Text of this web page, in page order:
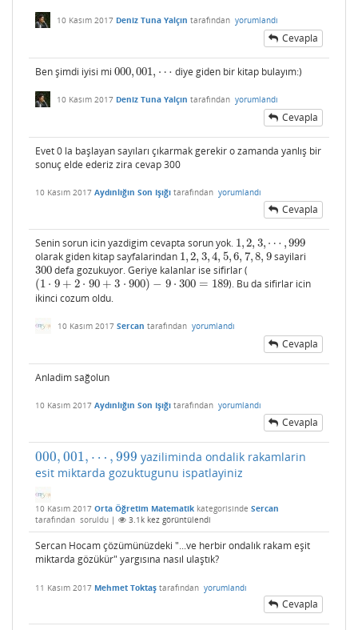
10 Kasım 2017 Deniz Tuna Yalçın tarafından yorumlandı
Cevapla
Ben şimdi iyisi mi 000, 001, ⋯
000,001,⋯ diye giden bir kitap bulayım:)
10 Kasım 2017 Deniz Tuna Yalçın tarafından yorumlandı
Cevapla
Evet 0 la başlayan sayıları çıkarmak gerekir o zamanda yanlış bir
sonuç elde ederiz zira cevap 300
10 Kasım 2017 Aydınlığın Son Işığı tarafından yorumlandı
Cevapla
Senin sorun icin yazdigim cevapta sorun yok. 1, 2, 3, ⋯ , 999
1,2,3 ,⋯, 999
olarak giden kitap sayfalarindan 1, 2, 3, 4, 5, 6, 7,8, 9
1,2,3 ,45, 6,7,8 9
sayilari
300
300defa gozukuyor. Geriye kalanlar ise sifirlar (
(1 ⋅ 9 + 2 ⋅ 90 + 3 ⋅ 900) − 9 ⋅ 300 = 189
(1⋅ 9 +2⋅90+3⋅900) −9 ⋅ 300= 189
). Bu da sifirlar icin
ikinci cozum oldu.
10 Kasım 2017 Sercan tarafından yorumlandı
Cevapla
Anladim sağolun
10 Kasım 2017 Aydınlığın Son Işığı tarafından yorumlandı
Cevapla
000,001, ⋯ ,999
000,001,⋯ 999
yaziliminda ondalik rakamlarin
esit miktarda gozuktugunu ispatlayiniz
10 Kasım 2017 Orta Öğretim Matematik kategorisinde Sercan
tarafından soruldu | 3.1k kez görüntülendi
Sercan Hocam çözümünüzdeki "...ve herbir ondalık rakam eşit
miktarda gözükür" yargısına nasıl ulaştık?
11 Kasım 2017 Mehmet Toktaş tarafından yorumlandı
Cevapla